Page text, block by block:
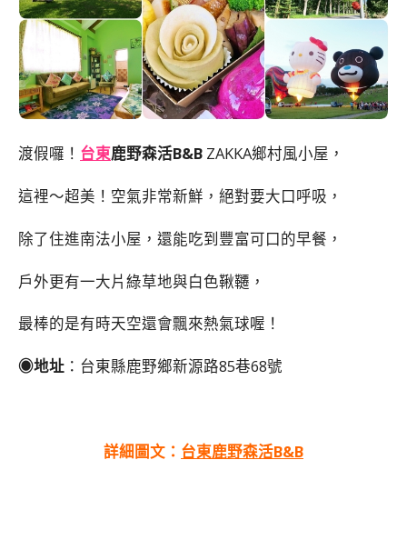
渡假囉！ 台東鹿野森活B&B ZAKKA鄉村風小屋，
這裡～超美！空氣非常新鮮，絕對要大口呼吸，
除了住進南法小屋，還能吃到豐富可口的早餐，
戶外更有一大片綠草地與白色鞦韆，
最棒的是有時天空還會飄來熱氣球喔！
◉地址 ： 台東縣鹿野鄉新源路85巷68號
詳細圖文： 台東鹿野森活B&B